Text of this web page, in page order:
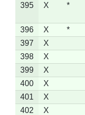
395
X *
396 X *
397
X
398
X
399
X
400
X
401
X
402
X